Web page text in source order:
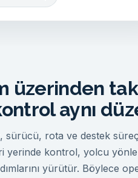
üzerinden
aynı
sürücü, rota ve destek
yerinde kontrol, yolcu
yürütür. Böylece